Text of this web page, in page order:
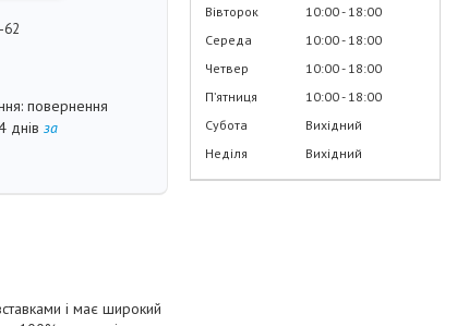
62
повернення
днів за
і має широкий
Вівторок
10:00 18:00
Середа
10:00 18:00
Четвер
10:00 18:00
Пʼятниця
10:00 18:00
Субота
Вихідний
Неділя
Вихідний